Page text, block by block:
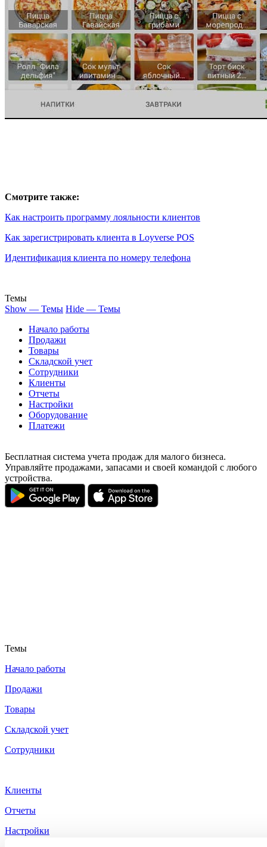
Смотрите также:
Как настроить программу лояльности клиентов
Как зарегистрировать клиента в Loyverse POS
Идентификация клиента по номеру телефона
Темы
Show — Темы Hide — Темы
Начало работы
Продажи
Товары
Cкладской учет
Сотрудники
Клиенты
Отчеты
Настройки
Оборудование
Платежи
Бесплатная система учета продаж для малого бизнеса.
Управляйте продажами, запасами и своей командой с любого
устройства.
Темы
Начало работы
Продажи
Товары
Cкладской учет
Сотрудники
Клиенты
Отчеты
Настройки